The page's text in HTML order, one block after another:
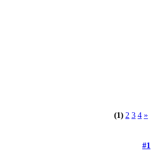
(1) 2 3 4 »
#1